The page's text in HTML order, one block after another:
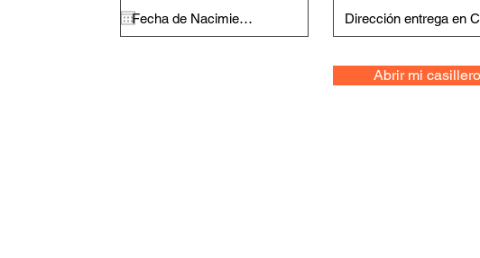
Abrir mi casillero